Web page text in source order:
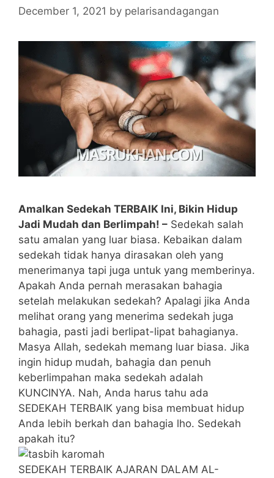
December 1, 2021 by pelarisandagangan
Amalkan Sedekah TERBAIK Ini, Bikin Hidup
Jadi Mudah dan Berlimpah! – Sedekah salah
satu amalan yang luar biasa. Kebaikan dalam
sedekah tidak hanya dirasakan oleh yang
menerimanya tapi juga untuk yang memberinya.
Apakah Anda pernah merasakan bahagia
setelah melakukan sedekah? Apalagi jika Anda
melihat orang yang menerima sedekah juga
bahagia, pasti jadi berlipat-lipat bahagianya.
Masya Allah, sedekah memang luar biasa. Jika
ingin hidup mudah, bahagia dan penuh
keberlimpahan maka sedekah adalah
KUNCINYA. Nah, Anda harus tahu ada
SEDEKAH TERBAIK yang bisa membuat hidup
Anda lebih berkah dan bahagia lho. Sedekah
apakah itu?
SEDEKAH TERBAIK AJARAN DALAM AL-